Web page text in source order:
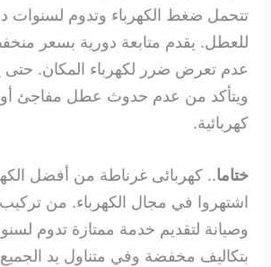
تتحمل ضغط الكهرباء وتدوم لسنوات
للعطل. يقدم متابعة دورية بسعر
عدم تعرض ضرر لكهرباء المكان. حتى
ويتأكد من عدم حدوث عطل مفاجئ
كهربائية.
ختاما.. كهربائى غرناطة من أفضل
اشتهروا في مجال الكهرباء. من
وصيانة لتقديم خدمة ممتازة تدوم
بتكاليف مخفضة وفي متناول يد